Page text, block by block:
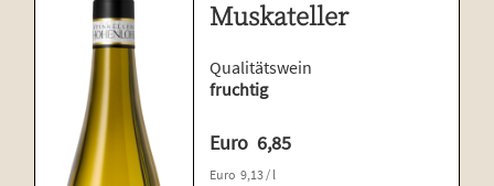
Muskateller
Qualitätswein
fruchtig
Euro 6,85
Euro 9,13/ l